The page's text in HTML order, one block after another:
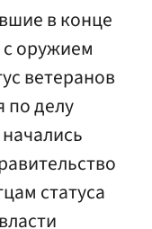
в конце
оружием
ветеранов
по делу
статуса